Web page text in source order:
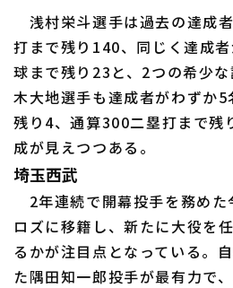
浅村栄斗選手は過去の達成
打まで残り140、同じく達成
球まで残り23と、2つの希少
木大地選手も達成者がわずか
残り4、通算300二塁打まで残
成が見えつつある。
埼玉西武
2年連続で開幕投手を務めた
ロズに移籍し、新たに大役を
るかが注目点となっている。
た隅田知一郎投手が最有力で